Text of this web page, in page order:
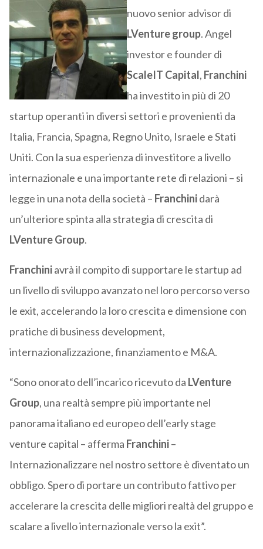
nuovo senior advisor di
LVenture group. Angel
investor e founder di
ScaleIT Capital, Franchini
ha investito in più di 20
startup operanti in diversi settori e provenienti da
Italia, Francia, Spagna, Regno Unito, Israele e Stati
Uniti. Con la sua esperienza di investitore a livello
internazionale e una importante rete di relazioni – si
legge in una nota della società – Franchinidarà
un’ulteriore spinta alla strategia di crescita di
LVenture Group.
Franchiniavrà il compito di supportare le startup ad
un livello di sviluppo avanzato nel loro percorso verso
le exit, accelerando la loro crescita e dimensione con
pratiche di business development,
internazionalizzazione, finanziamento e M&A.
“Sono onorato dell’incarico ricevuto da LVenture
Group, una realtà sempre più importante nel
panorama italiano ed europeo dell’early stage
venture capital – afferma Franchini–
Internazionalizzare nel nostro settore è diventato un
obbligo. Spero di portare un contributo fattivo per
accelerare la crescita delle migliori realtà del gruppo e
scalare a livello internazionale verso la exit”.